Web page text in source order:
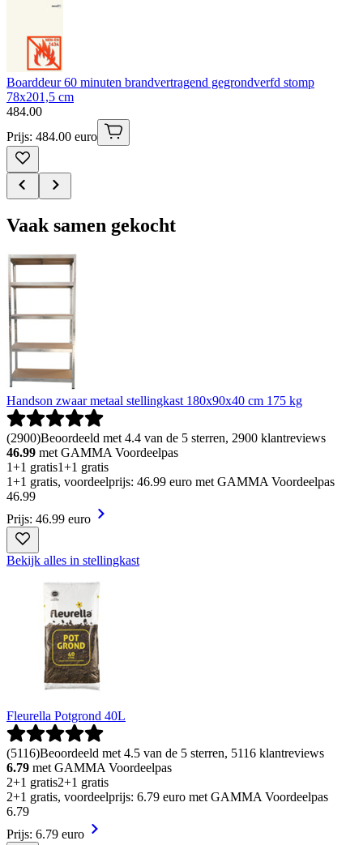
Boarddeur 60 minuten brandvertragend gegrondverfd stomp
78x201,5 cm
484.00
Prijs: 484.00 euro
Vaak samen gekocht
Handson zwaar metaal stellingkast 180x90x40 cm 175 kg
(2900)Beoordeeld met 4.4 van de 5 sterren, 2900 klantreviews
46.99 met GAMMA Voordeelpas
1+1 gratis1+1 gratis
1+1 gratis, voordeelprijs: 46.99 euro met GAMMA Voordeelpas
46.99
Prijs: 46.99 euro
Bekijk alles in stellingkast
Fleurella Potgrond 40L
(5116)Beoordeeld met 4.5 van de 5 sterren, 5116 klantreviews
6.79 met GAMMA Voordeelpas
2+1 gratis2+1 gratis
2+1 gratis, voordeelprijs: 6.79 euro met GAMMA Voordeelpas
6.79
Prijs: 6.79 euro